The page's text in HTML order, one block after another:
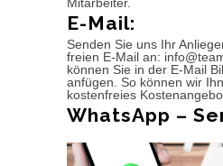
E-Mail:
Senden Sie uns Ihr
freien E-Mail an:
können Sie in der E-Mail
anfügen. So können wir
kostenfreies
WhatsApp –